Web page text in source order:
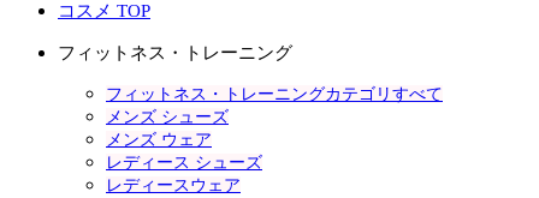
コスメ TOP
フィットネス・トレーニング
フィットネス・トレーニングカテゴリすべて
メンズ シューズ
メンズ ウェア
レディース シューズ
レディースウェア